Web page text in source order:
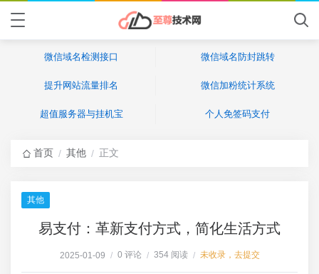
微信域名检测接口 微信域名防封跳转
提升网站流量排名 微信加粉统计系统
超值服务器与挂机宝 个人免签码支付
首页 / 其他 / 正文
其他
易支付：革新支付方式，简化生活方式
2025-01-09 / 0 评论 / 354 阅读 / 未收录，去提交